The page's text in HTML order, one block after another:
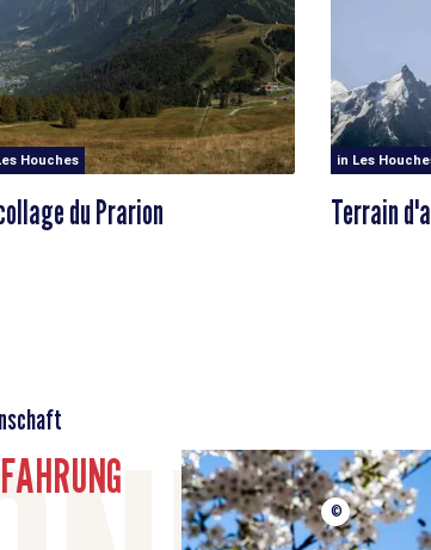
Houches
du Prarion
in Les
Terrain
©